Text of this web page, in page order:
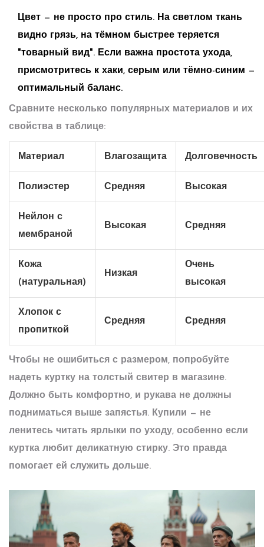
Цвет — не просто про стиль. На светлом ткань
видно грязь, на тёмном быстрее теряется
"товарный вид". Если важна простота ухода,
присмотритесь к хаки, серым или тёмно-синим —
оптимальный баланс.
Сравните несколько популярных материалов и их
свойства в таблице:
Материал Влагозащита Долговечность
Полиэстер Средняя Высокая
Нейлон с
мембраной
Высокая Средняя
Кожа
(натуральная)
Низкая
Очень
высокая
Хлопок с
пропиткой
Средняя Средняя
Чтобы не ошибиться с размером, попробуйте
надеть куртку на толстый свитер в магазине.
Должно быть комфортно, и рукава не должны
подниматься выше запястья. Купили — не
ленитесь читать ярлыки по уходу, особенно если
куртка любит деликатную стирку. Это правда
помогает ей служить дольше.